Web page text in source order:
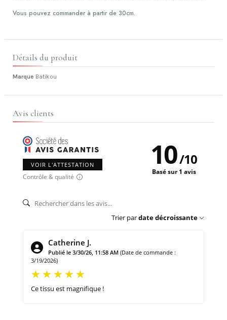
Vous pouvez commander à partir de 30cm.
Détails du produit
Marque Batikou
Avis clients
VOIR L'ATTESTATION
Contrôle & qualité
10/10
Basé sur 1 avis
Trier pardate décroissante
Catherine J.
Publié le 3/30/26, 11:58 AM (Date de commande :
3/19/2026)
Ce tissu est magnifique !